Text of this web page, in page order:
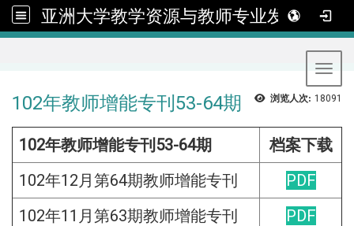
亚洲大学教学资源与教师专业发展中心
浏览人次: 18091
102年教师增能专刊53-64期
102年教师增能专刊53-64期
档案下载
102年12月第64期教师增能专刊
PDF
102年11月第63期教师增能专刊
PDF